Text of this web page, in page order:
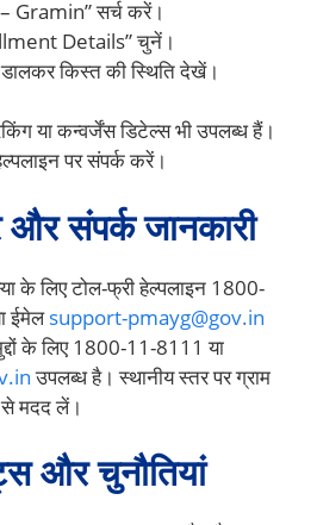
Gramin” सर्च करें।
Details” चुनें।
किस्त की स्थिति देखें।
या कन्वर्जेंस डिटेल्स भी उपलब्ध हैं।
पर संपर्क करें।
संपर्क जानकारी
के लिए टोल-फ्री हेल्पलाइन 1800-
ईमेलsupport-pmayg@gov.in
के लिए 1800-11-8111 या
उपलब्ध है। स्थानीय स्तर पर ग्राम
से मदद लें।
और चुनौतियां